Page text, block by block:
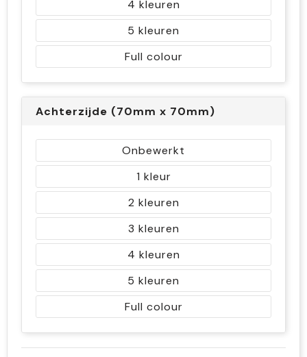
4
5
Full colour
Achterzijde (70mm x 70mm)
Onbewerkt
1
2
3
4
5
Full colour